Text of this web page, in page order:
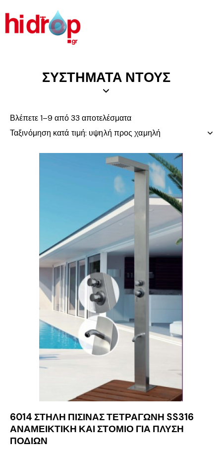
ΣΥΣΤΗΜΑΤΑ ΝΤΟΥΣ
Βλέπετε 1–9 από 33 αποτελέσματα
6014 ΣΤΗΛΗ ΠΙΣΙΝΑΣ ΤΕΤΡΑΓΩΝΗ SS316
ΑΝΑΜΕΙΚΤΙΚΗ ΚΑΙ ΣΤΟΜΙΟ ΓΙΑ ΠΛΥΣΗ
ΠΟΔΙΩΝ